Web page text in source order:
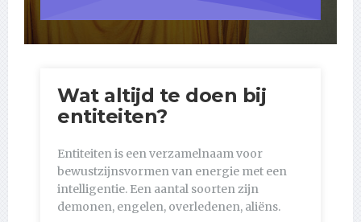
Wat altijd te doen bij
entiteiten?
Entiteiten is een verzamelnaam voor
bewustzijnsvormen van energie met een
intelligentie. Een aantal soorten zijn
demonen, engelen, overledenen, aliëns.